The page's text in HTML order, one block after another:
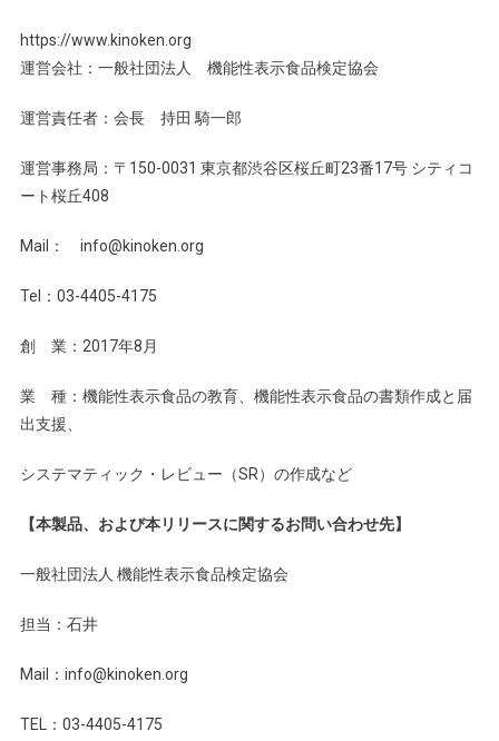
https://www.kinoken.org
運営会社：一般社団法人 機能性表示食品検定協会
運営責任者：会長 持田 騎一郎
運営事務局：〒150-0031 東京都渋谷区桜丘町23番17号 シティコ
ート桜丘408
Mail： info@kinoken.org
Tel：03-4405-4175
創 業：2017年8月
業 種：機能性表示食品の教育、機能性表示食品の書類作成と届
出支援、
システマティック・レビュー（SR）の作成など
【本製品、および本リリースに関するお問い合わせ先】
一般社団法人 機能性表示食品検定協会
担当：石井
Mail：info@kinoken.org
TEL：03-4405-4175